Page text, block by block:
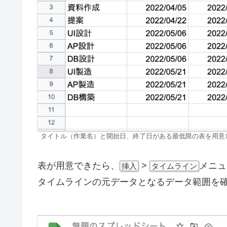
タイトル（作業名）と開始日、終了日がある最低限の表を用意
表が用意できたら、 挿入 > タイムライン メニ
タイムラインの元データとなるデータ範囲を